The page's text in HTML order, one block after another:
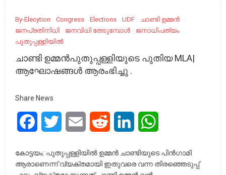
By-Elecytion Congress Elections UDF
ചാണ്ടി ഉമ്മൻ
ജനപ്രതിനിധി
ജനവിധി തേടുമ്പോൾ
ജനാധിപത്യം
പുതുപ്പള്ളിയിൽ
ചാണ്ടി ഉമ്മൻപുതുപ്പള്ളിയുടെ പുതിയ MLA|
ആഘോഷങ്ങൾ ആരംഭിച്ചു .
Share News
FacebookTwitter Email Reddit LinkedIn
കോട്ടയം: പുതുപ്പള്ളിയിൽ ഉമ്മൻ ചാണ്ടിയുടെ പിൻ​ഗാമി
ആരാണെന്ന് വ്യക്തമായി ഇതുവരെ വന്ന തിരഞ്ഞെടുപ്പ്